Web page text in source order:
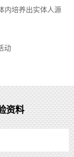
内培养出实体人源
动
资料